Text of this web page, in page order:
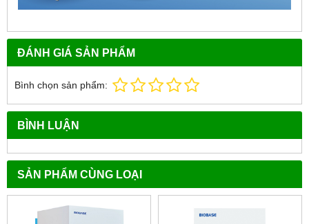
ĐÁNH GIÁ SẢN PHẨM
Bình chọn sản phẩm:
BÌNH LUẬN
SẢN PHẨM CÙNG LOẠI